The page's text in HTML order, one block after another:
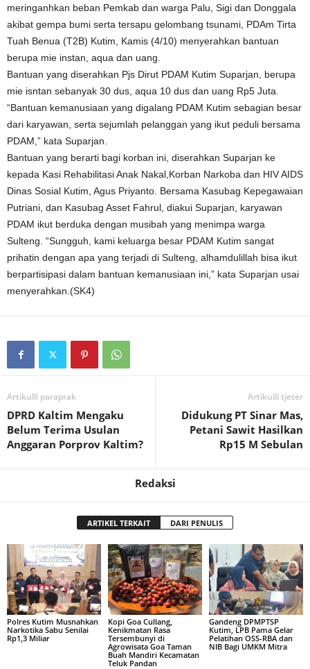
meringanhkan beban Pemkab dan warga Palu, Sigi dan Donggala
akibat gempa bumi serta tersapu gelombang tsunami, PDAm Tirta
Tuah Benua (T2B) Kutim, Kamis (4/10) menyerahkan bantuan
berupa mie instan, aqua dan uang.
Bantuan yang diserahkan Pjs Dirut PDAM Kutim Suparjan, berupa
mie isntan sebanyak 30 dus, aqua 10 dus dan uang Rp5 Juta.
“Bantuan kemanusiaan yang digalang PDAM Kutim sebagian besar
dari karyawan, serta sejumlah pelanggan yang ikut peduli bersama
PDAM,” kata Suparjan.
Bantuan yang berarti bagi korban ini, diserahkan Suparjan ke
kepada Kasi Rehabilitasi Anak Nakal,Korban Narkoba dan HIV AIDS
Dinas Sosial Kutim, Agus Priyanto. Bersama Kasubag Kepegawaian
Putriani, dan Kasubag Asset Fahrul, diakui Suparjan, karyawan
PDAM ikut berduka dengan musibah yang menimpa warga
Sulteng. “Sungguh, kami keluarga besar PDAM Kutim sangat
prihatin dengan apa yang terjadi di Sulteng, alhamdulillah bisa ikut
berpartisipasi dalam bantuan kemanusiaan ini,” kata Suparjan usai
menyerahkan.(SK4)
Artikulli paraprak
DPRD Kaltim Mengaku
Belum Terima Usulan
Anggaran Porprov Kaltim?
Artikulli tjetër
Didukung PT Sinar Mas,
Petani Sawit Hasilkan
Rp15 M Sebulan
Redaksi
ARTIKEL TERKAIT DARI PENULIS
Polres Kutim Musnahkan
Narkotika Sabu Senilai
Rp1,3 Miliar
Kopi Goa Cullang,
Kenikmatan Rasa
Tersembunyi di
Agrowisata Goa Taman
Buah Mandiri Kecamatan
Teluk Pandan
Gandeng DPMPTSP
Kutim, LPB Pama Gelar
Pelatihan OSS-RBA dan
NIB Bagi UMKM Mitra